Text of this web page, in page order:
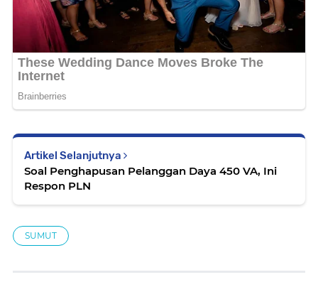
Artikel Selanjutnya
Soal Penghapusan Pelanggan Daya 450 VA, Ini
Respon PLN
SUMUT